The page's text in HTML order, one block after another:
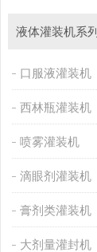
液体灌装机系列
口服液灌装机
西林瓶灌装机
喷雾灌装机
滴眼剂灌装机
膏剂类灌装机
大剂量灌封机